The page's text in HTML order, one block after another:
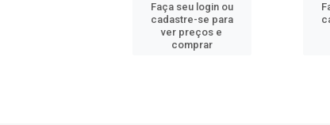
Faça seu login ou
cadastre-se para
ver preços e
comprar